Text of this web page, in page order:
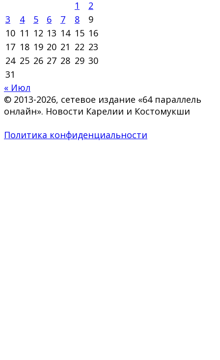
1
2
3
4 5 6 7 8
9
10 11 12 13 14 15 16
17 18 19 20 21 22 23
24 25 26 27 28 29 30
31
« Июл
© 2013-2026, сетевое издание «64 параллель
онлайн». Новости Карелии и Костомукши
Политика конфиденциальности